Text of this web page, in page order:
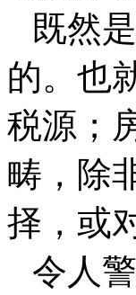
既然
的。也
税源；
畴，除
择，或
令人